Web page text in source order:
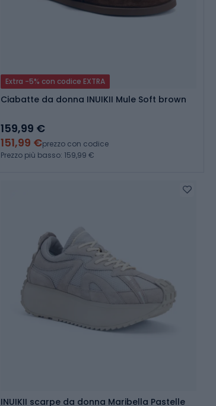
Extra -5% con codice EXTRA
Ciabatte da donna INUIKII Mule Soft brown
159,99 €
151,99 €prezzo con codice
Prezzo più basso: 159,99 €
INUIKII scarpe da donna Maribella Pastelle